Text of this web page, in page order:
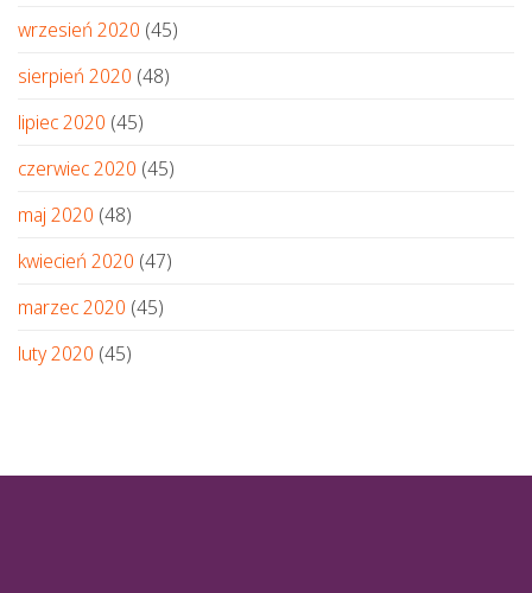
wrzesień 2020 (45)
sierpień 2020 (48)
lipiec 2020 (45)
czerwiec 2020 (45)
maj 2020 (48)
kwiecień 2020 (47)
marzec 2020 (45)
luty 2020 (45)